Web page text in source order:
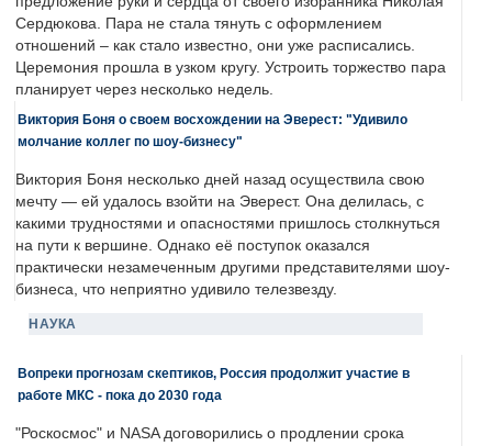
Сердюкова. Пара не стала тянуть с оформлением
отношений – как стало известно, они уже расписались.
Церемония прошла в узком кругу. Устроить торжество пара
планирует через несколько недель.
Виктория Боня о своем восхождении на Эверест: "Удивило
молчание коллег по шоу-бизнесу"
Виктория Боня несколько дней назад осуществила свою
мечту — ей удалось взойти на Эверест. Она делилась, с
какими трудностями и опасностями пришлось столкнуться
на пути к вершине. Однако её поступок оказался
практически незамеченным другими представителями шоу-
бизнеса, что неприятно удивило телезвезду.
НАУКА
Вопреки прогнозам скептиков, Россия продолжит участие в
работе МКС - пока до 2030 года
"Роскосмос" и NASA договорились о продлении срока